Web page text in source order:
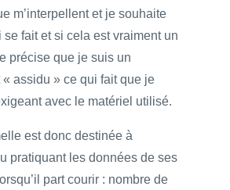
m’interpellent et je souhaite
se fait et si cela est vraiment un
précise que je suis un
« assidu » ce qui fait que je
avec le matériel utilisé.
est donc destinée à
pratiquant les données de ses
part courir : nombre de